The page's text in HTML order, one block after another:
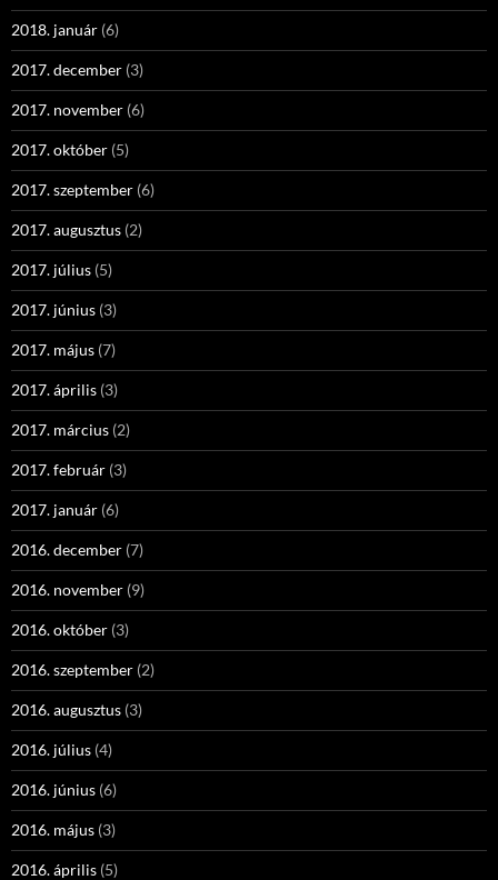
2018. január (6)
2017. december (3)
2017. november (6)
2017. október (5)
2017. szeptember (6)
2017. augusztus (2)
2017. július (5)
2017. június (3)
2017. május (7)
2017. április (3)
2017. március (2)
2017. február (3)
2017. január (6)
2016. december (7)
2016. november (9)
2016. október (3)
2016. szeptember (2)
2016. augusztus (3)
2016. július (4)
2016. június (6)
2016. május (3)
2016. április (5)